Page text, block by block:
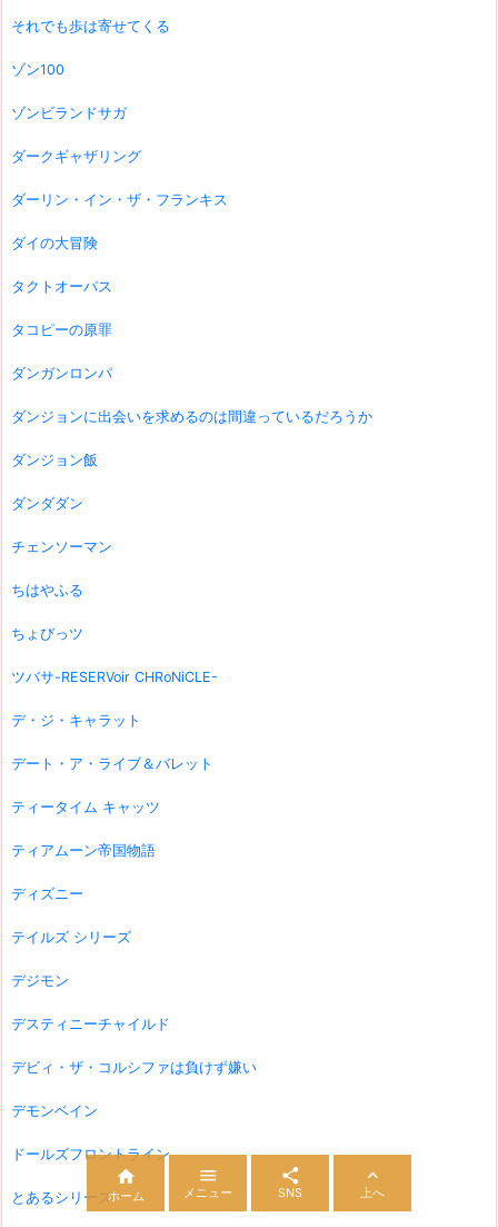
それでも歩は寄せてくる
ゾン100
ゾンビランドサガ
ダークギャザリング
ダーリン・イン・ザ・フランキス
ダイの大冒険
タクトオーパス
タコピーの原罪
ダンガンロンパ
ダンジョンに出会いを求めるのは間違っているだろうか
ダンジョン飯
ダンダダン
チェンソーマン
ちはやふる
ちょびっツ
ツバサ-RESERVoir CHRoNiCLE-
デ・ジ・キャラット
デート・ア・ライブ＆バレット
ティータイム キャッツ
ティアムーン帝国物語
ディズニー
テイルズ シリーズ
デジモン
デスティニーチャイルド
デビィ・ザ・コルシファは負けず嫌い
デモンベイン
ドールズフロントライン
とあるシリーズ

ホーム

メニュー

SNS

上へ